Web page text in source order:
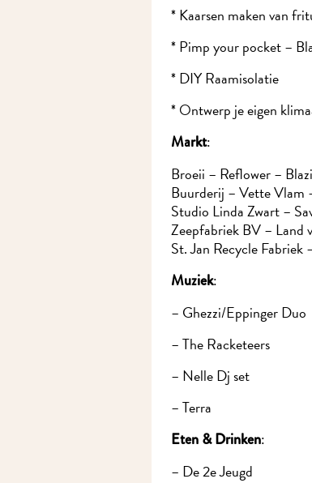
* Kaarsen maken van
* Pimp your pocket –
* DIY Raamisolatie
* Ontwerp je eigen
Markt:
Broeii – Reflower –
Buurderij – Vette Vlam
Studio Linda Zwart –
Zeepfabriek BV – Land
St. Jan Recycle Fabriek
Muziek:
– Ghezzi/Eppinger Duo
– The Racketeers
– Nelle Dj set
– Terra
Eten & Drinken:
– De 2e Jeugd